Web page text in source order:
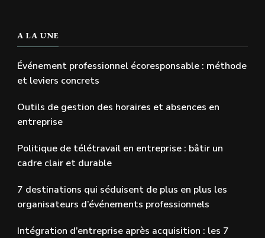
A LA UNE
Événement professionnel écoresponsable : méthode
et leviers concrets
Outils de gestion des horaires et absences en
entreprise
Politique de télétravail en entreprise : bâtir un
cadre clair et durable
7 destinations qui séduisent de plus en plus les
organisateurs d’événements professionnels
Intégration d’entreprise après acquisition : les 7